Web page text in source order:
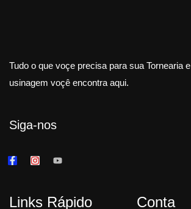
Tudo o que voçe precisa para sua Tornearia e
usinagem voçê encontra aqui.
Siga-nos
Links Rápido Conta